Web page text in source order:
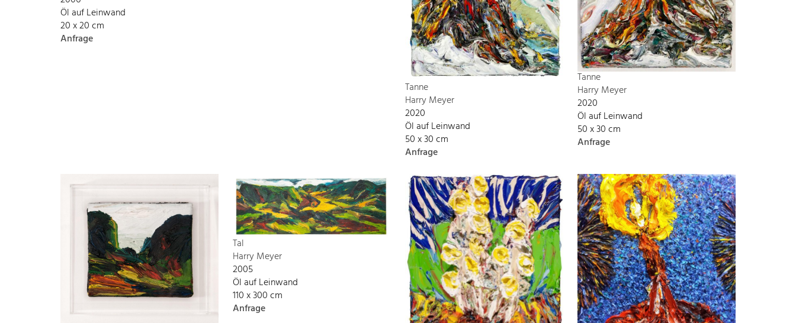
Öl auf Leinwand
20 x 20 cm
Anfrage
Tanne
Harry Meyer
2020
Öl auf Leinwand
50 x 30 cm
Anfrage
Tanne
Harry Meyer
2020
Öl auf Leinwand
50 x 30 cm
Anfrage
Tal
Harry Meyer
2005
Öl auf Leinwand
110 x 300 cm
Anfrage